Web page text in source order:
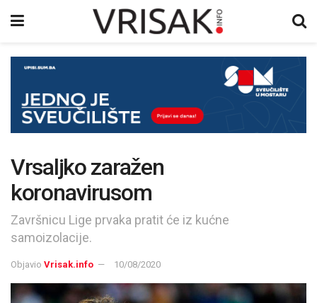
Vrsaljko zaražen
koronavirusom
Završnicu Lige prvaka pratit će iz kućne
samoizolacije.
Objavio Vrisak.info 10/08/2020